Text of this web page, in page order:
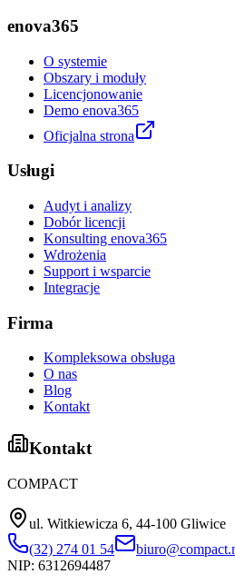
enova365
O systemie
Obszary i moduły
Licencjonowanie
Demo enova365
Oficjalna strona
Usługi
Audyt i analizy
Dobór licencji
Konsulting enova365
Wdrożenia
Support i wsparcie
Integracje
Firma
Kompleksowa obsługa
O nas
Blog
Kontakt
Kontakt
COMPACT
ul. Witkiewicza 6, 44-100 Gliwice
(32) 274 01 54
NIP: 6312694487